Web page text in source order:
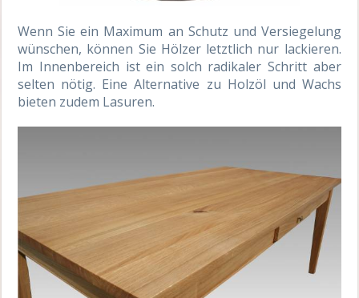
Wenn Sie ein Maximum an Schutz und Versiegelung
wünschen, können Sie Hölzer letztlich nur lackieren.
Im Innenbereich ist ein solch radikaler Schritt aber
selten nötig. Eine Alternative zu Holzöl und Wachs
bieten zudem Lasuren.